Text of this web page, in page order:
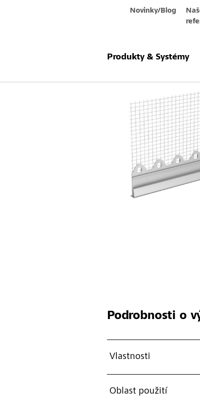
Novinky/Blog
Produkty & Systémy
Podrobnosti o
Vlastnosti
Oblast použití